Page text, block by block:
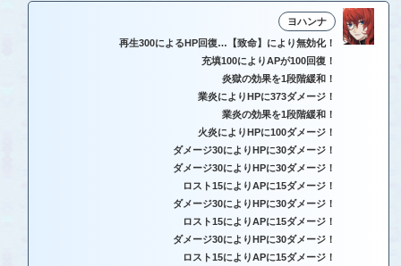
ヨハンナ
再生300によるHP回復…【致命】により無効化！
充填100によりAPが100回復！
炎獄の効果を1段階緩和！
業炎によりHPに373ダメージ！
業炎の効果を1段階緩和！
火炎によりHPに100ダメージ！
ダメージ30によりHPに30ダメージ！
ダメージ30によりHPに30ダメージ！
ロスト15によりAPに15ダメージ！
ダメージ30によりHPに30ダメージ！
ロスト15によりAPに15ダメージ！
ダメージ30によりHPに30ダメージ！
ロスト15によりAPに15ダメージ！